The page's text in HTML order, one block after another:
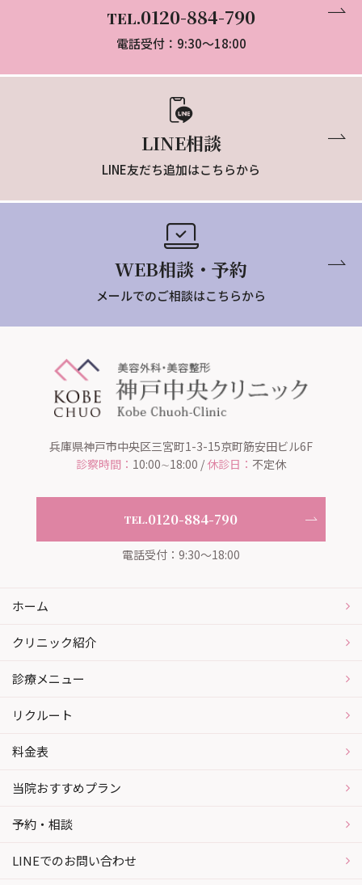
TEL.0120-884-790
電話受付：9:30～18:00
LINE相談
LINE友だち追加はこちらから
WEB相談・予約
メールでのご相談はこちらから
兵庫県神戸市中央区三宮町1-3-15京町筋安田ビル6F
診察時間： 10:00∼18:00 / 休診日： 不定休
TEL.0120-884-790
電話受付：9:30～18:00
ホーム
クリニック紹介
診療メニュー
リクルート
料金表
当院おすすめプラン
予約・相談
LINEでのお問い合わせ